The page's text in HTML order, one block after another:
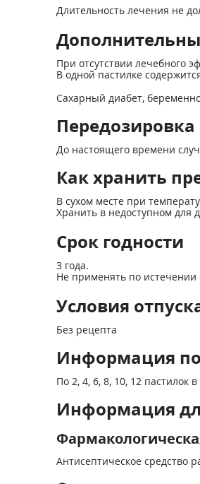
Длительность лечения не
При отсутствии лечебного
В одной пастилке
Сахарный диабет,
Передозировка
До настоящего времени
Как хранить
В сухом месте при
Хранить в недоступном для
Срок годности
3 года.
Не применять по истечении
Условия
Без рецепта
Информация
По 2, 4, 6, 8, 10, 12 пастилок
Информация
Антисептическое средство